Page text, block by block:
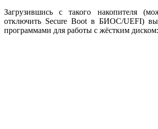
Загрузившись с такого накопителя
отключить Secure Boot в БИОС/UEFI) вы
программами для работы с жёстким диском: